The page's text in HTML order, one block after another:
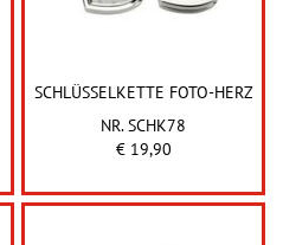
SCHLÜSSELKETTE FOTO-HERZ
NR. SCHK78
€ 19,90